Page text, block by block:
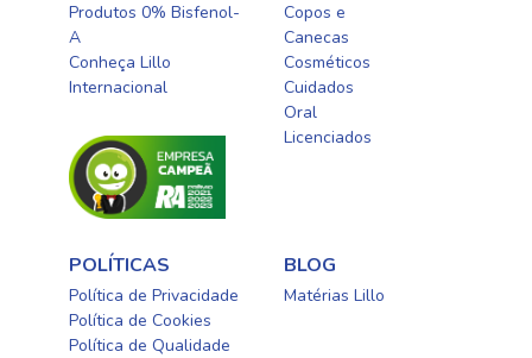
Produtos 0% Bisfenol-
A
Conheça Lillo
Internacional
Copos e
Canecas
Cosméticos
Cuidados
Oral​
Licenciados​
POLÍTICAS
Política de Privacidade
Política de Cookies
Política de Qualidade
BLOG
Matérias Lillo